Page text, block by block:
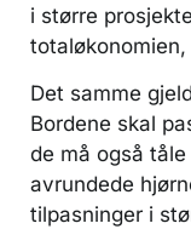
i større
Det samme
Bordene skal
de må også
avrundede
tilpasninger i